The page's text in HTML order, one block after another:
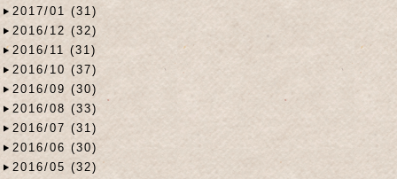
2017/01 (31)
2016/12 (32)
2016/11 (31)
2016/10 (37)
2016/09 (30)
2016/08 (33)
2016/07 (31)
2016/06 (30)
2016/05 (32)